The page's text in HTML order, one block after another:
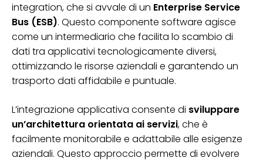
integration, che si avvale di un Enterprise Service
Bus (ESB). Questo componente software agisce
come un intermediario che facilita lo scambio di
dati tra applicativi tecnologicamente diversi,
ottimizzando le risorse aziendali e garantendo un
trasporto dati affidabile e puntuale.
L’integrazione applicativa consente di sviluppare
un’architettura orientata ai servizi, che è
facilmente monitorabile e adattabile alle esigenze
aziendali. Questo approccio permette di evolvere